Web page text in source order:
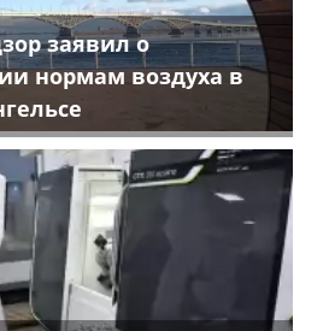
заявил о
нормам воздуха в